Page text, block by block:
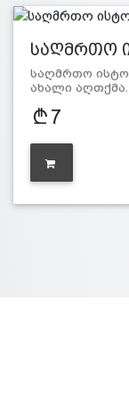
საღმრთო
საღმრთო
ახალი
7